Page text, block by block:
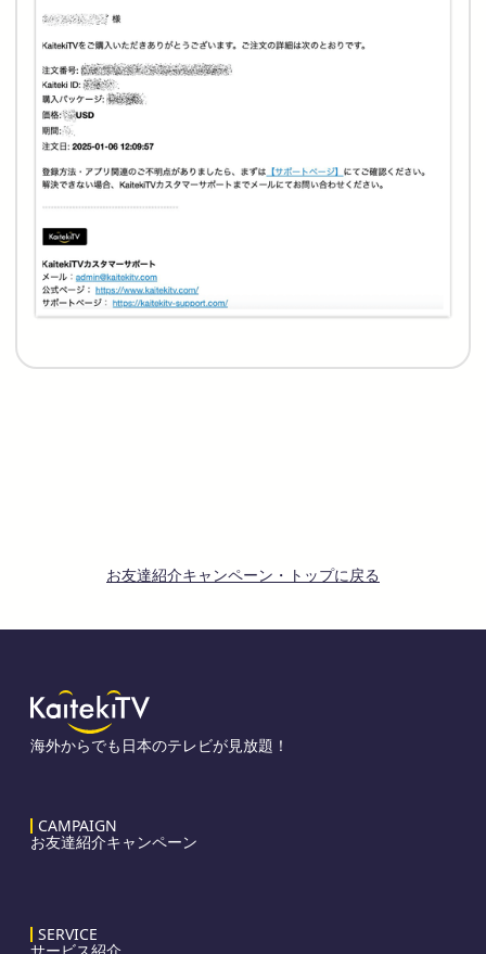
お友達紹介キャンペーン・トップに戻る
海外からでも日本のテレビが見放題！
CAMPAIGN
お友達紹介キャンペーン
SERVICE